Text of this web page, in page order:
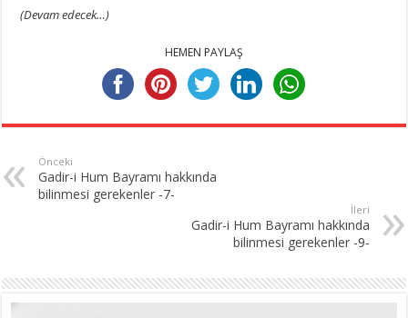
(Devam edecek…)
HEMEN PAYLAŞ
Önceki
Gadir-i Hum Bayramı hakkında
bilinmesi gerekenler -7-
İleri
Gadir-i Hum Bayramı hakkında
bilinmesi gerekenler -9-